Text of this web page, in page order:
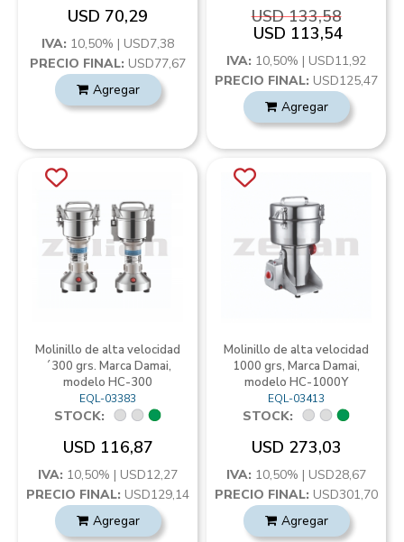
USD 70,29
IVA: 10,50% | USD7,38
PRECIO FINAL: USD77,67
Agregar
USD 133,58
USD 113,54
IVA: 10,50% | USD11,92
PRECIO FINAL: USD125,47
Agregar
Molinillo de alta velocidad
´300 grs. Marca Damai,
modelo HC-300
EQL-03383
STOCK:
USD 116,87
IVA: 10,50% | USD12,27
PRECIO FINAL: USD129,14
Agregar
Molinillo de alta velocidad
1000 grs, Marca Damai,
modelo HC-1000Y
EQL-03413
STOCK:
USD 273,03
IVA: 10,50% | USD28,67
PRECIO FINAL: USD301,70
Agregar